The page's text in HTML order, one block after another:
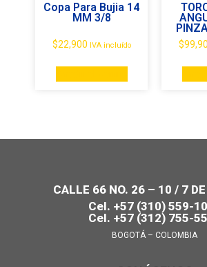
Copa Para Bujia 14
MM 3/8
$22,900 IVA incluído $
CALLE 66 NO. 26 – 10 / 7
Cel. +57 (310) 559-
Cel. +57 (312) 755-
BOGOTÁ – COLOMBIA